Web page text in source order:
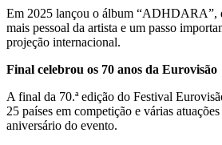
Em 2025 lançou o álbum “ADHDARA”,
mais pessoal da artista e um passo
projeção internacional.
Final celebrou os 70 anos da Eurovisão
A final da 70.ª edição do Festival
25 países em competição e várias
aniversário do evento.